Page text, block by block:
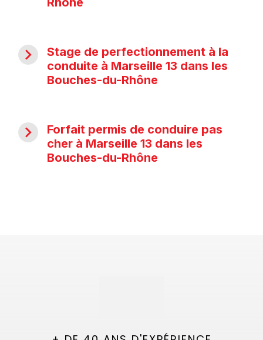
navigate_next
Stage de perfectionnement à la
conduite à Marseille 13 dans les
Bouches-du-Rhône
navigate_next
Forfait permis de conduire pas
cher à Marseille 13 dans les
Bouches-du-Rhône